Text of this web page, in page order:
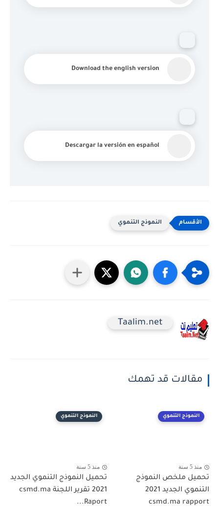
Download the english version
Descargar la versión en español
النموذج التنموي
Taalim.net
قد تهمك
التنموي
ملخص النموذج
التنموي الجديد 2021
csmd.ma
النموذج التنموي
تحميل النموذج التنموي الجديد
2021 تقرير اللجنة csmd.ma